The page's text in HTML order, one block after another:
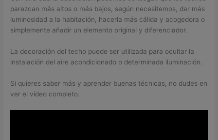
parezcan más altos o más bajos, según necesitemos, dar más
luminosidad a la habitación, hacerla más cálida y acogedora o
simplemente añadir un elemento original y diferenciador.
La decoración del techo puede ser utilizada para ocultar la
instalación del aire acondicionado o determinada iluminación.
Si quieres saber más y aprender buenas técnicas, no dudes en
ver el vídeo completo.